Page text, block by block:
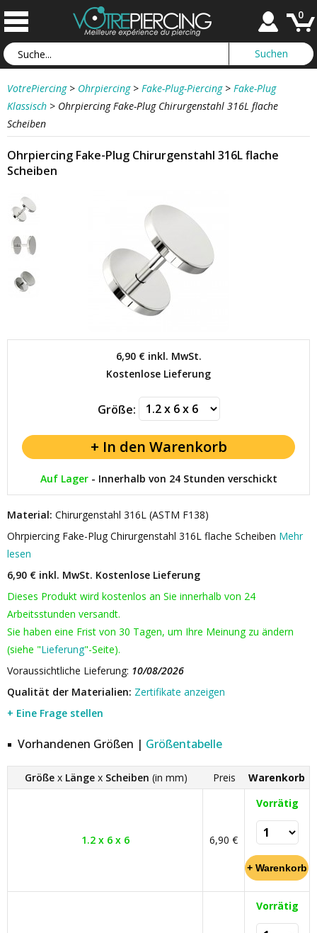
0
VotrePiercing > Ohrpiercing > Fake-Plug-Piercing > Fake-Plug
Klassisch > Ohrpiercing Fake-Plug Chirurgenstahl 316L flache
Scheiben
Ohrpiercing Fake-Plug Chirurgenstahl 316L flache
Scheiben
6,90 €inkl. MwSt.
Kostenlose Lieferung
Größe:
Auf Lager- Innerhalb von 24 Stunden verschickt
Material: Chirurgenstahl 316L (ASTM F138)
Ohrpiercing Fake-Plug Chirurgenstahl 316L flache Scheiben Mehr
lesen
6,90 € inkl. MwSt. Kostenlose Lieferung
Dieses Produkt wird kostenlos an Sie innerhalb von 24
Arbeitsstunden versandt.
Sie haben eine Frist von 30 Tagen, um Ihre Meinung zu ändern
(siehe "Lieferung"-Seite).
Voraussichtliche Lieferung: 10/08/2026
Qualität der Materialien: Zertifikate anzeigen
+ Eine Frage stellen
Vorhandenen Größen | Größentabelle
Größex Längex Scheiben (in mm) Preis Warenkorb
1.2 x 6 x 6 6,90 €
Vorrätig
Vorrätig